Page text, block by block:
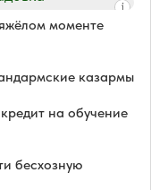
моменте
казармы
на обучение
бесхозную